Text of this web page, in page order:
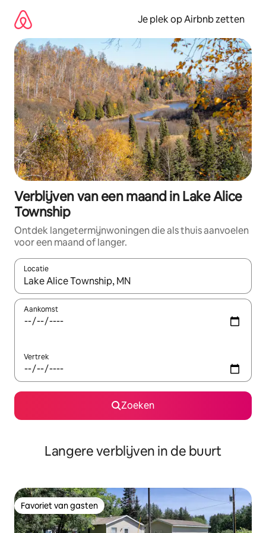
direct
naar
inhoud
Je plek op Airbnb zetten
Verblijven van een maand in Lake Alice
Township
Ontdek langetermijnwoningen die als thuis aanvoelen
voor een maand of langer.
Locatie
Wanneer er resultaten beschikbaar zijn, maak je een keuze
Aankomst
Vertrek
Zoeken
Langere verblijven in de buurt
Favoriet van gasten
Favoriet van gasten